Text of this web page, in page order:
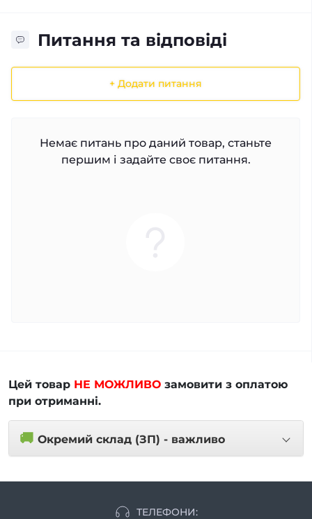
Питання та відповіді
+ Додати питання
Немає питань про даний товар, станьте
першим і задайте своє питання.
Цей товар НЕ МОЖЛИВО замовити з оплатою
при отриманні.
🚚 Окремий склад (ЗП) - важливо
ТЕЛЕФОНИ: